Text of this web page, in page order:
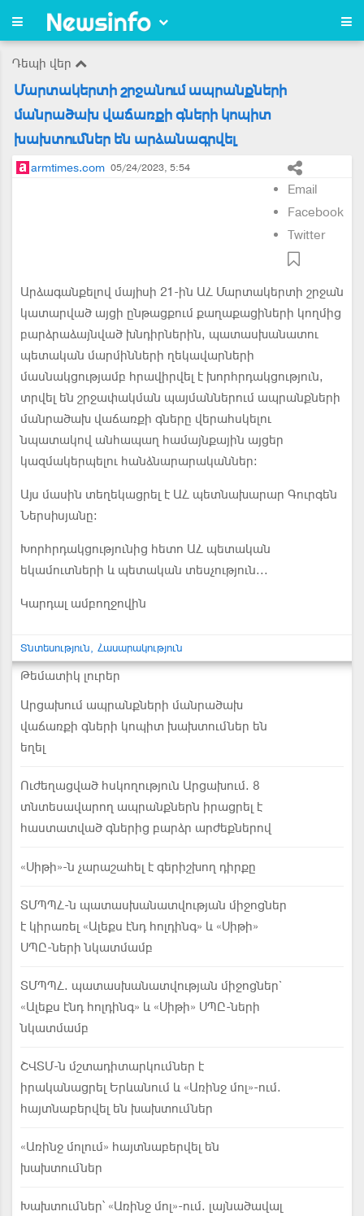
Դեպի վեր
Մարտակերտի շրջանում ապրանքների
մանրածախ վաճառքի գների կոպիտ
խախտումներ են արձանագրվել
armtimes.com 05/24/2023, 5:54
Email
Facebook
Twitter
Արձագանքելով մայիսի 21-ին ԱՀ Մարտակերտի շրջան
կատարված այցի ընթացքում քաղաքացիների կողմից
բարձրաձայնված խնդիրներին, պատասխանատու
պետական մարմինների ղեկավարների
մասնակցությամբ հրավիրվել է խորհրդակցություն,
տրվել են շրջափակման պայմաններում ապրանքների
մանրածախ վաճառքի գները վերահսկելու
նպատակով անհապաղ համայնքային այցեր
կազմակերպելու հանձնարարականներ:
Այս մասին տեղեկացրել է ԱՀ պետնախարար Գուրգեն
Ներսիսյանը:
Խորհրդակցությունից հետո ԱՀ պետական
եկամուտների և պետական տեսչություն...
Կարդալ ամբողջովին
Տնտեսություն Հասարակություն
Թեմատիկ լուրեր
Արցախում ապրանքների մանրածախ
վաճառքի գների կոպիտ խախտումներ են
եղել
Ուժեղացված հսկողություն Արցախում. 8
տնտեսավարող ապրանքներն իրացրել է
հաստատված գներից բարձր արժեքներով
«Սիթի»-ն չարաշահել է գերիշխող դիրքը
ՏՄՊՊՀ-ն պատասխանատվության միջոցներ
է կիրառել «Ալեքս էնդ հոլդինգ» և «Սիթի»
ՍՊԸ-ների նկատմամբ
ՏՄՊՊՀ. պատասխանատվության միջոցներ`
«Ալեքս էնդ հոլդինգ» և «Սիթի» ՍՊԸ-ների
նկատմամբ
ՇՎՏՄ-ն մշտադիտարկումներ է
իրականացրել Երևանում և «Առինջ մոլ»-ում.
հայտնաբերվել են խախտումներ
«Առինջ մոլում» հայտնաբերվել են
խախտումներ
Խախտումներ՝ «Առինջ մոլ»-ում. լայնածավալ